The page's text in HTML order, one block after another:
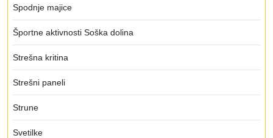
Spodnje majice
Športne aktivnosti Soška dolina
Strešna kritina
Strešni paneli
Strune
Svetilke